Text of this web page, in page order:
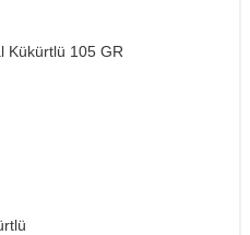
Kükürtlü 105 GR